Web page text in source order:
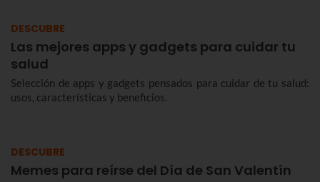
DESCUBRE
Las mejores apps y gadgets para cuidar tu
salud
Selección de apps y gadgets pensados para cuidar de tu salud:
usos, características y beneficios.
DESCUBRE
Memes para reírse del Día de San Valentín